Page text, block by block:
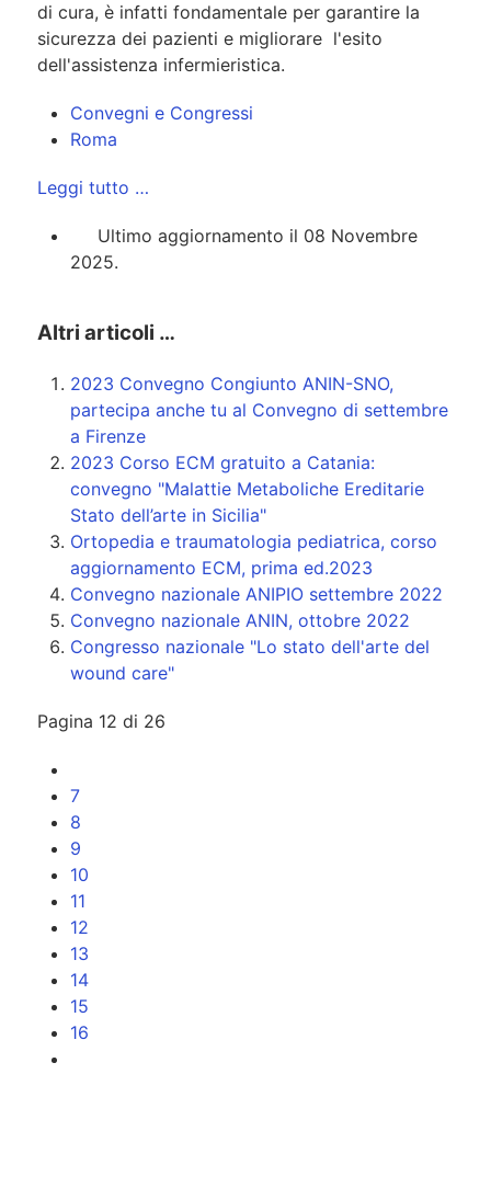
di cura, è infatti fondamentale per garantire la
sicurezza dei pazienti e migliorare l'esito
dell'assistenza infermieristica.
Convegni e Congressi
Roma
Leggi tutto …
Ultimo aggiornamento il 08 Novembre
2025.
Altri articoli …
2023 Convegno Congiunto ANIN-SNO,
partecipa anche tu al Convegno di settembre
a Firenze
2023 Corso ECM gratuito a Catania:
convegno "Malattie Metaboliche Ereditarie
Stato dell’arte in Sicilia"
Ortopedia e traumatologia pediatrica, corso
aggiornamento ECM, prima ed.2023
Convegno nazionale ANIPIO settembre 2022
Convegno nazionale ANIN, ottobre 2022
Congresso nazionale "Lo stato dell'arte del
wound care"
Pagina 12 di 26
7
8
9
10
11
12
13
14
15
16